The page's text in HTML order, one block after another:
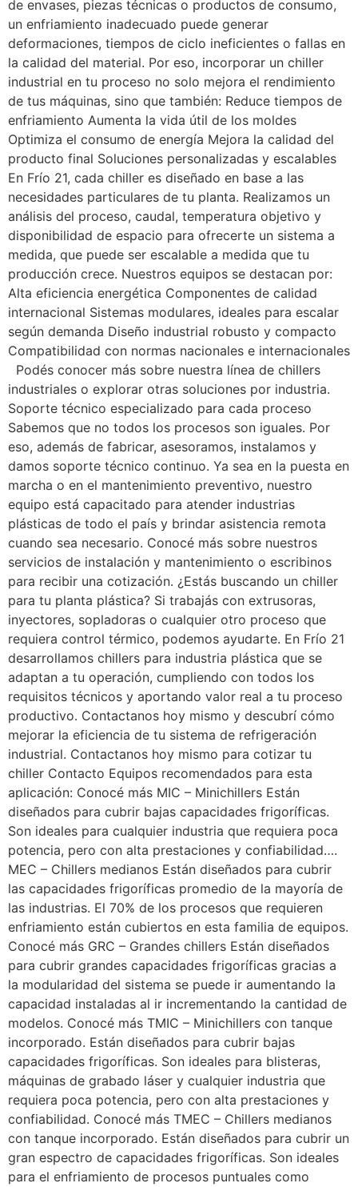
de envases, piezas técnicas o productos de consumo,
un enfriamiento inadecuado puede generar
deformaciones, tiempos de ciclo ineficientes o fallas en
la calidad del material. Por eso, incorporar un chiller
industrial en tu proceso no solo mejora el rendimiento
de tus máquinas, sino que también: Reduce tiempos de
enfriamiento Aumenta la vida útil de los moldes
Optimiza el consumo de energía Mejora la calidad del
producto final Soluciones personalizadas y escalables
En Frío 21, cada chiller es diseñado en base a las
necesidades particulares de tu planta. Realizamos un
análisis del proceso, caudal, temperatura objetivo y
disponibilidad de espacio para ofrecerte un sistema a
medida, que puede ser escalable a medida que tu
producción crece. Nuestros equipos se destacan por:
Alta eficiencia energética Componentes de calidad
internacional Sistemas modulares, ideales para escalar
según demanda Diseño industrial robusto y compacto
Compatibilidad con normas nacionales e internacionales
Podés conocer más sobre nuestra línea de chillers
industriales o explorar otras soluciones por industria.
Soporte técnico especializado para cada proceso
Sabemos que no todos los procesos son iguales. Por
eso, además de fabricar, asesoramos, instalamos y
damos soporte técnico continuo. Ya sea en la puesta en
marcha o en el mantenimiento preventivo, nuestro
equipo está capacitado para atender industrias
plásticas de todo el país y brindar asistencia remota
cuando sea necesario. Conocé más sobre nuestros
servicios de instalación y mantenimiento o escribinos
para recibir una cotización. ¿Estás buscando un chiller
para tu planta plástica? Si trabajás con extrusoras,
inyectores, sopladoras o cualquier otro proceso que
requiera control térmico, podemos ayudarte. En Frío 21
desarrollamos chillers para industria plástica que se
adaptan a tu operación, cumpliendo con todos los
requisitos técnicos y aportando valor real a tu proceso
productivo. Contactanos hoy mismo y descubrí cómo
mejorar la eficiencia de tu sistema de refrigeración
industrial. Contactanos hoy mismo para cotizar tu
chiller Contacto Equipos recomendados para esta
aplicación: Conocé más MIC – Minichillers Están
diseñados para cubrir bajas capacidades frigoríficas.
Son ideales para cualquier industria que requiera poca
potencia, pero con alta prestaciones y confiabilidad….
MEC – Chillers medianos Están diseñados para cubrir
las capacidades frigoríficas promedio de la mayoría de
las industrias. El 70% de los procesos que requieren
enfriamiento están cubiertos en esta familia de equipos.
Conocé más GRC – Grandes chillers Están diseñados
para cubrir grandes capacidades frigoríficas gracias a
la modularidad del sistema se puede ir aumentando la
capacidad instaladas al ir incrementando la cantidad de
modelos. Conocé más TMIC – Minichillers con tanque
incorporado. Están diseñados para cubrir bajas
capacidades frigoríficas. Son ideales para blisteras,
máquinas de grabado láser y cualquier industria que
requiera poca potencia, pero con alta prestaciones y
confiabilidad. Conocé más TMEC – Chillers medianos
con tanque incorporado. Están diseñados para cubrir un
gran espectro de capacidades frigoríficas. Son ideales
para el enfriamiento de procesos puntuales como